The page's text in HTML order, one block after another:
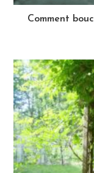
Comment